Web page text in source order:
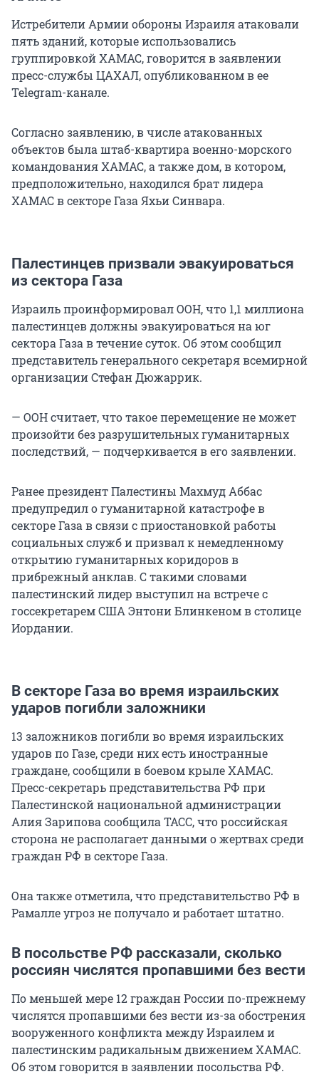
Истребители Армии обороны Израиля атаковали
пять зданий, которые использовались
группировкой ХАМАС, говорится в заявлении
пресс-службы ЦАХАЛ, опубликованном в ее
Telegram-канале.
Согласно заявлению, в числе атакованных
объектов была штаб-квартира военно-морского
командования ХАМАС, а также дом, в котором,
предположительно, находился брат лидера
ХАМАС в секторе Газа Яхьи Синвара.
Палестинцев призвали эвакуироваться
из сектора Газа
Израиль проинформировал ООН, что 1,1 миллиона
палестинцев должны эвакуироваться на юг
сектора Газа в течение суток. Об этом сообщил
представитель генерального секретаря всемирной
организации Стефан Дюжаррик.
— ООН считает, что такое перемещение не может
произойти без разрушительных гуманитарных
последствий, — подчеркивается в его заявлении.
Ранее президент Палестины Махмуд Аббас
предупредил о гуманитарной катастрофе в
секторе Газа в связи с приостановкой работы
социальных служб и призвал к немедленному
открытию гуманитарных коридоров в
прибрежный анклав. С такими словами
палестинский лидер выступил на встрече с
госсекретарем США Энтони Блинкеном в столице
Иордании.
В секторе Газа во время израильских
ударов погибли заложники
13 заложников погибли во время израильских
ударов по Газе, среди них есть иностранные
граждане, сообщили в боевом крыле ХАМАС.
Пресс-секретарь представительства РФ при
Палестинской национальной администрации
Алия Зарипова сообщила ТАСС, что российская
сторона не располагает данными о жертвах среди
граждан РФ в секторе Газа.
Она также отметила, что представительство РФ в
Рамалле угроз не получало и работает штатно.
В посольстве РФ рассказали, сколько
россиян числятся пропавшими без вести
По меньшей мере 12 граждан России по-прежнему
числятся пропавшими без вести из-за обострения
вооруженного конфликта между Израилем и
палестинским радикальным движением ХАМАС.
Об этом говорится в заявлении посольства РФ.